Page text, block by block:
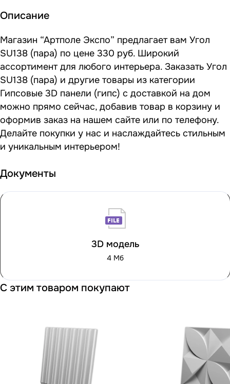
Описание
Магазин “Артполе Экспо” предлагает вам Угол
SU138 (пара) по цене 330 руб. Широкий
ассортимент для любого интерьера. Заказать Угол
SU138 (пара) и другие товары из категории
Гипсовые 3D панели (гипс) с доставкой на дом
можно прямо сейчас, добавив товар в корзину и
оформив заказ на нашем сайте или по телефону.
Делайте покупки у нас и наслаждайтесь стильным
и уникальным интерьером!
Документы
3D модель
4 Мб
С этим товаром покупают